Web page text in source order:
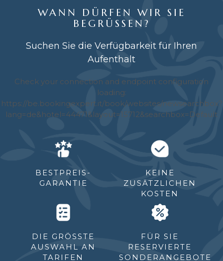
WANN DÜRFEN WIR SIE
BEGRÜSSEN?
Suchen Sie die Verfügbarkeit für Ihren
Aufenthalt
BESTPREIS-
GARANTIE
KEINE
ZUSÄTZLICHEN
KOSTEN
DIE GRÖSSTE A
USWAHL AN T
ARIFEN
FÜR SIE
RESERVIERTE
SONDERANGEBOTE